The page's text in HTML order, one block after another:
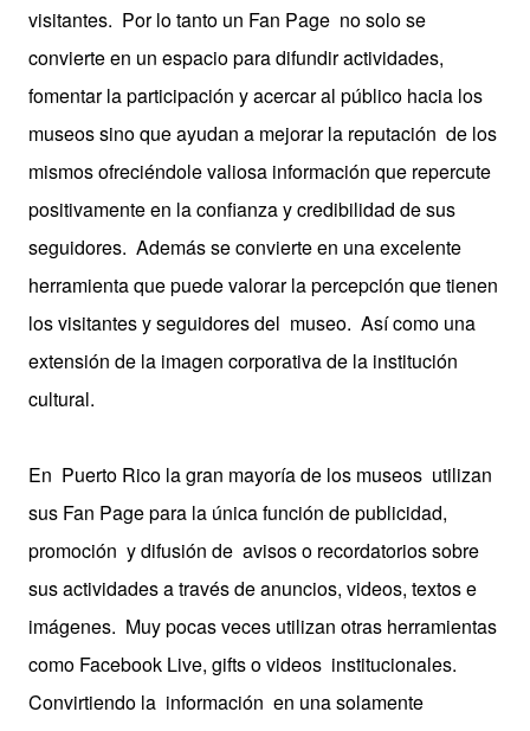
visitantes. Por lo tanto un Fan Page no solo se
convierte en un espacio para difundir actividades,
fomentar la participación y acercar al público hacia los
museos sino que ayudan a mejorar la reputación de los
mismos ofreciéndole valiosa información que repercute
positivamente en la confianza y credibilidad de sus
seguidores. Además se convierte en una excelente
herramienta que puede valorar la percepción que tienen
los visitantes y seguidores del museo. Así como una
extensión de la imagen corporativa de la institución
cultural.
En Puerto Rico la gran mayoría de los museos utilizan
sus Fan Page para la única función de publicidad,
promoción y difusión de avisos o recordatorios sobre
sus actividades a través de anuncios, videos, textos e
imágenes. Muy pocas veces utilizan otras herramientas
como Facebook Live, gifts o videos institucionales.
Convirtiendo la información en una solamente